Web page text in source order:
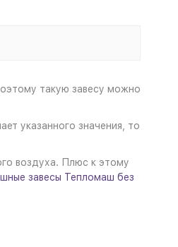
такую завесу можно
указанного значения, то
воздуха. Плюс к этому
завесы Тепломаш без